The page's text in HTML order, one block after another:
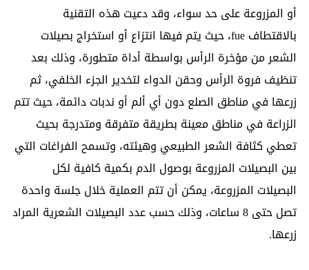
أو المزروعة على حد سواء، وقد دعيت هذه التقنية
بالاقتطاف fue، حيث يتم فيها انتزاع أو استخراج بصيلات
الشعر من مؤخرة الرأس بواسطة أداة متطورة، وذلك بعد
تنظيف فروة الرأس وحقن الدواء لتخدير الجزء الخلفي، ثم
زرعها في مناطق الصلع دون أي ألم أو ندبات دائمة، حيث تتم
الزراعة في مناطق معينة بطريقة متفرقة ومتدرجة بحيث
تعطي كثافة الشعر الطبيعي وهيئته، وتسمح الفراغات التي
بين البصيلات المزروعة بوصول الدم بكمية كافية لكل
البصيلات المزروعة، يمكن أن تتم العملية خلال جلسة واحدة
تصل حتى 8 ساعات، وذلك حسب عدد البصيلات الشعرية المراد
زرعها.